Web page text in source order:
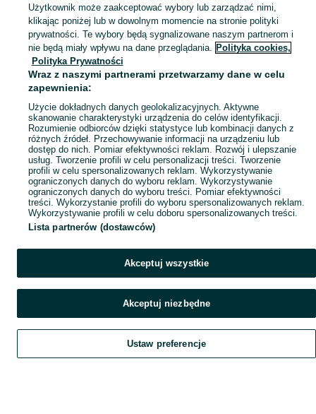
Szukaj Obserwujesz Dodaj Czat Konto
Użytkownik może zaakceptować wybory lub zarządzać nimi,
klikając poniżej lub w dowolnym momencie na stronie polityki
prywatności. Te wybory będą sygnalizowane naszym partnerom i
nie będą miały wpływu na dane przeglądania. Polityka cookies,
Polityka Prywatności
Wraz z naszymi partnerami przetwarzamy dane w celu
zapewnienia:
Użycie dokładnych danych geolokalizacyjnych. Aktywne
skanowanie charakterystyki urządzenia do celów identyfikacji.
Rozumienie odbiorców dzięki statystyce lub kombinacji danych z
różnych źródeł. Przechowywanie informacji na urządzeniu lub
dostęp do nich. Pomiar efektywności reklam. Rozwój i ulepszanie
usług. Tworzenie profili w celu personalizacji treści. Tworzenie
profili w celu spersonalizowanych reklam. Wykorzystywanie
ograniczonych danych do wyboru reklam. Wykorzystywanie
ograniczonych danych do wyboru treści. Pomiar efektywności
treści. Wykorzystanie profili do wyboru spersonalizowanych reklam.
Wykorzystywanie profili w celu doboru spersonalizowanych treści.
Lista partnerów (dostawców)
Akceptuj wszystkie
Akceptuj niezbędne
Ustaw preferencje